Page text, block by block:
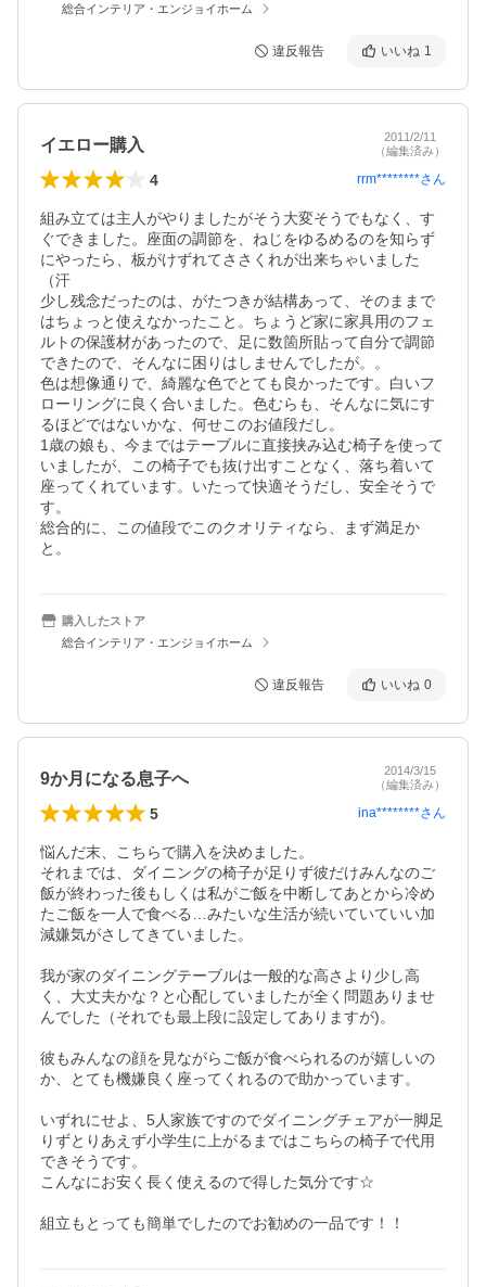
総合インテリア・エンジョイホーム
違反報告 いいね 1
イエロー購入
2011/2/11
（編集済み）
4 rrm********さん
組み立ては主人がやりましたがそう大変そうでもなく、す
ぐできました。座面の調節を、ねじをゆるめるのを知らず
にやったら、板がけずれてささくれが出来ちゃいました
（汗
少し残念だったのは、がたつきが結構あって、そのままで
はちょっと使えなかったこと。ちょうど家に家具用のフェ
ルトの保護材があったので、足に数箇所貼って自分で調節
できたので、そんなに困りはしませんでしたが。。
色は想像通りで、綺麗な色でとても良かったです。白いフ
ローリングに良く合いました。色むらも、そんなに気にす
るほどではないかな、何せこのお値段だし。
1歳の娘も、今まではテーブルに直接挟み込む椅子を使って
いましたが、この椅子でも抜け出すことなく、落ち着いて
座ってくれています。いたって快適そうだし、安全そうで
す。
総合的に、この値段でこのクオリティなら、まず満足か
と。
購入したストア
総合インテリア・エンジョイホーム
違反報告 いいね 0
9か月になる息子へ
2014/3/15
（編集済み）
5 ina********さん
悩んだ末、こちらで購入を決めました。
それまでは、ダイニングの椅子が足りず彼だけみんなのご
飯が終わった後もしくは私がご飯を中断してあとから冷め
たご飯を一人で食べる…みたいな生活が続いていていい加
減嫌気がさしてきていました。
我が家のダイニングテーブルは一般的な高さより少し高
く、大丈夫かな？と心配していましたが全く問題ありませ
んでした（それでも最上段に設定してありますが)。
彼もみんなの顔を見ながらご飯が食べられるのが嬉しいの
か、とても機嫌良く座ってくれるので助かっています。
いずれにせよ、5人家族ですのでダイニングチェアが一脚足
りずとりあえず小学生に上がるまではこちらの椅子で代用
できそうです。
こんなにお安く長く使えるので得した気分です☆
組立もとっても簡単でしたのでお勧めの一品です！！